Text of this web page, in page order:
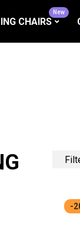
CHAIRS
New
-